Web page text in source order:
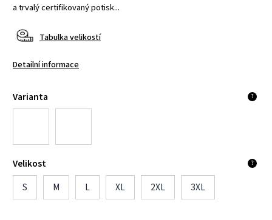
a trvalý certifikovaný potisk...
Tabulka velikostí
Detailní informace
Varianta ?
Velikost ?
S M L XL 2XL 3XL